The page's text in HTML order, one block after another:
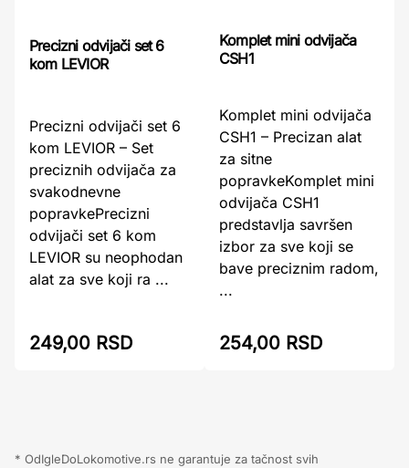
Precizni odvijači set 6
kom LEVIOR
Precizni odvijači set 6
kom LEVIOR – Set
preciznih odvijača za
svakodnevne
popravkePrecizni
odvijači set 6 kom
LEVIOR su neophodan
alat za sve koji ra ...
249,00 RSD
Komplet mini odvijača
CSH1
Komplet mini odvijača
CSH1 – Precizan alat
za sitne
popravkeKomplet mini
odvijača CSH1
predstavlja savršen
izbor za sve koji se
bave preciznim radom,
...
254,00 RSD
* OdIgleDoLokomotive.rs ne garantuje za tačnost svih